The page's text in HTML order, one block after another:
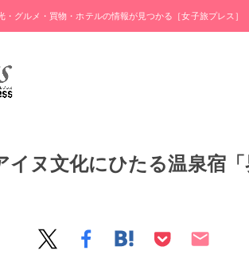
グルメ・買物・ホテルの情報が見つかる［女子旅プレス］
イヌ文化にひたる温泉宿